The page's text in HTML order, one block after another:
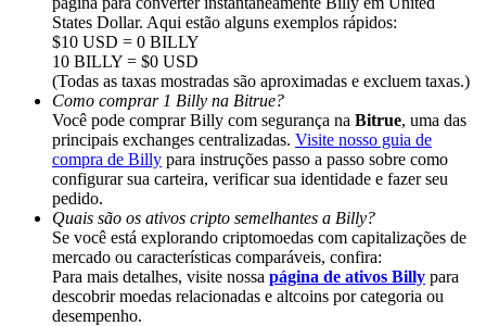
BTC Welcome Rewards
Deposit & Trade BTC to Share 25000 USDT prize pool!
Deposit CASHCAT & Win
Share 500000 CASHCAT prize pool
States Dollar. Aqui estão alguns exemplos rápidos:
$10 USD = 0 BILLY
10 BILLY = $0 USD
(Todas as taxas mostradas são aproximadas e excluem taxas.)
Como comprar 1 Billy na Bitrue?
Você pode comprar Billy com segurança na Bitrue, uma das
principais exchanges centralizadas. Visite nosso guia de
compra de Billy para instruções passo a passo sobre como
configurar sua carteira, verificar sua identidade e fazer seu
pedido.
Quais são os ativos cripto semelhantes a Billy?
Se você está explorando criptomoedas com capitalizações de
mercado ou características comparáveis, confira:
Para mais detalhes, visite nossa página de ativos Billy para
descobrir moedas relacionadas e altcoins por categoria ou
desempenho.